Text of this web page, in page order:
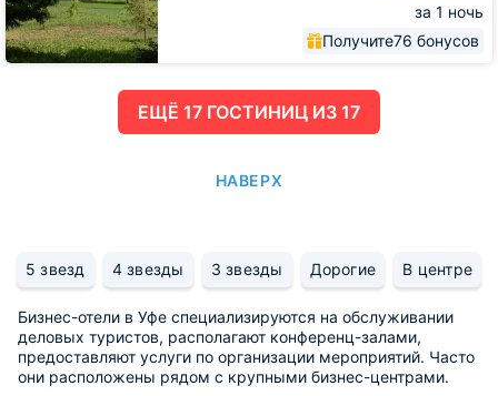
за 1 ночь
Получите76 бонусов
ЕЩË 17 ГОСТИНИЦ ИЗ 17
НАВЕРХ
5 звезд 4 звезды 3 звезды Дорогие В центре
Бизнес-отели в Уфе специализируются на обслуживании
деловых туристов, располагают конференц-залами,
предоставляют услуги по организации мероприятий. Часто
они расположены рядом с крупными бизнес-центрами.